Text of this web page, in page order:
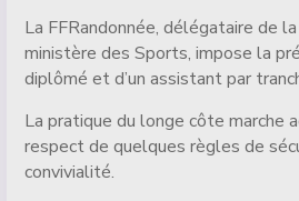
La FFRandonnée, délégataire de
ministère des Sports, impose la
diplômé et d’un assistant par
La pratique du longe côte marche
respect de quelques règles de
convivialité.